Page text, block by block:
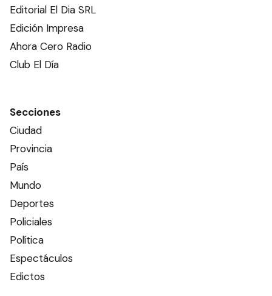
Editorial El Dia SRL
Edición Impresa
Ahora Cero Radio
Club El Día
Secciones
Ciudad
Provincia
País
Mundo
Deportes
Policiales
Política
Espectáculos
Edictos